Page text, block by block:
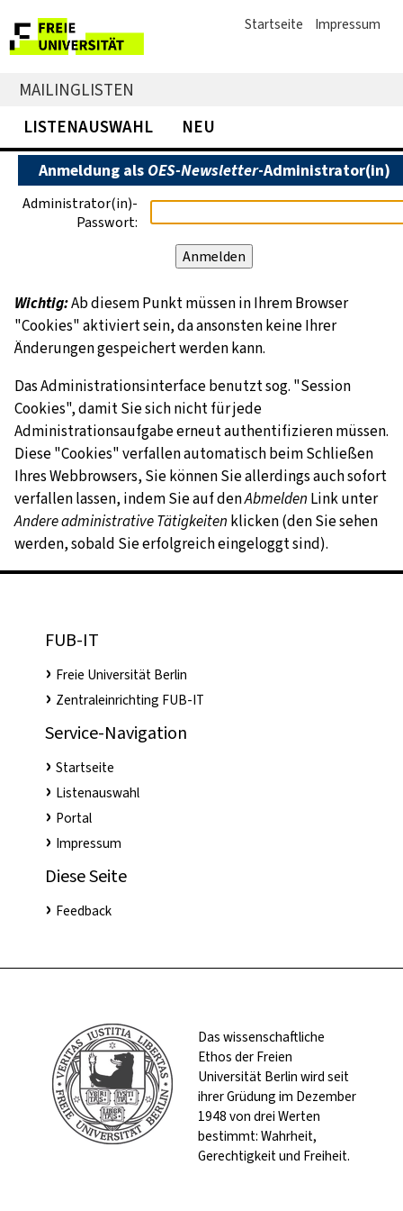
Startseite Impressum
MAILINGLISTEN
LISTENAUSWAHL
NEU
Anmeldung als OES-Newsletter-Administrator(in)
Administrator(in)-
Passwort:
Wichtig:Ab diesem Punkt müssen in Ihrem Browser
"Cookies" aktiviert sein, da ansonsten keine Ihrer
Änderungen gespeichert werden kann.
Das Administrationsinterface benutzt sog. "Session
Cookies", damit Sie sich nicht für jede
Administrationsaufgabe erneut authentifizieren müssen.
Diese "Cookies" verfallen automatisch beim Schließen
Ihres Webbrowsers, Sie können Sie allerdings auch sofort
verfallen lassen, indem Sie auf denAbmelden Link unter
Andere administrative Tätigkeiten klicken (den Sie sehen
werden, sobald Sie erfolgreich eingeloggt sind).
FUB-IT
Freie Universität Berlin
Zentraleinrichting FUB-IT
Service-Navigation
Startseite
Listenauswahl
Portal
Impressum
Diese Seite
Feedback
Das wissenschaftliche
Ethos der Freien
Universität Berlin wird seit
ihrer Grüdung im Dezember
1948 von drei Werten
bestimmt: Wahrheit,
Gerechtigkeit und Freiheit.